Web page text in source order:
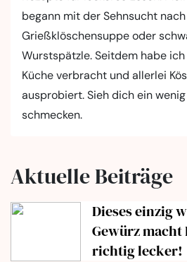
begann mit der Sehnsucht
Grießklöschensuppe oder
Wurstspätzle. Seitdem habe
Küche verbracht und allerlei
ausprobiert. Sieh dich ein
schmecken.
Aktuelle Beiträge
Dieses einzig
Gewürz macht
richtig lecker!